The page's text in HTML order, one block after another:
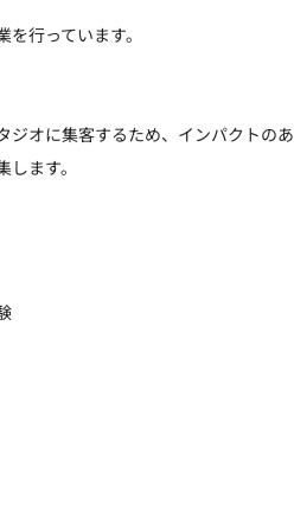
行っています。
ジオに集客するため、インパクトのあ
ます。